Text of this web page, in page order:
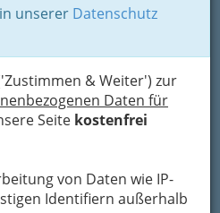
unserer Datenschutz
& Weiter') zur
Daten für
Seite kostenfrei
von Daten wie IP-
Identifiern außerhalb
anschauen